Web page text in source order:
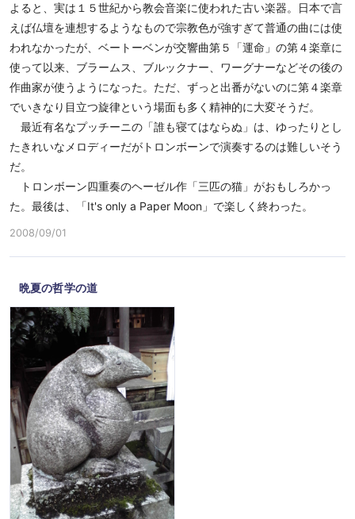
よると、実は１５世紀から教会音楽に使われた古い楽器。日本で言
えば仏壇を連想するようなもので宗教色が強すぎて普通の曲には使
われなかったが、ベートーベンが交響曲第５「運命」の第４楽章に
使って以来、ブラームス、ブルックナー、ワーグナーなどその後の
作曲家が使うようになった。ただ、ずっと出番がないのに第４楽章
でいきなり目立つ旋律という場面も多く精神的に大変そうだ。
最近有名なプッチーニの「誰も寝てはならぬ」は、ゆったりとし
たきれいなメロディーだがトロンボーンで演奏するのは難しいそう
だ。
トロンボーン四重奏のヘーゼル作「三匹の猫」がおもしろかっ
た。最後は、「It's only a Paper Moon」で楽しく終わった。
2008/09/01
晩夏の哲学の道